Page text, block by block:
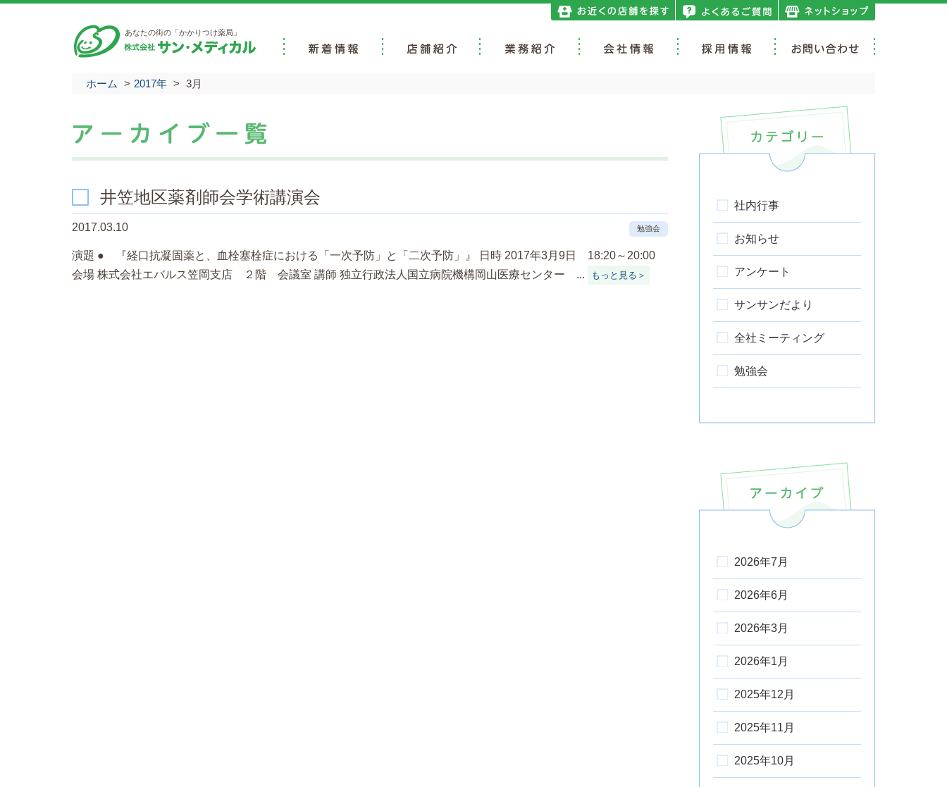
あなたの街の「かかりつけ薬局」
ホーム > 2017年 > 3月
井笠地区薬剤師会学術講演会
2017.03.10 勉強会
演題 ● 『経口抗凝固薬と、血栓塞栓症における「一次予防」と「二次予防」』 日時 2017年3月9日 18:20～20:00
会場 株式会社エバルス笠岡支店 ２階 会議室 講師 独立行政法人国立病院機構岡山医療センター ...
もっと見る＞
社内行事
お知らせ
アンケート
サンサンだより
全社ミーティング
勉強会
2026年7月
2026年6月
2026年3月
2026年1月
2025年12月
2025年11月
2025年10月